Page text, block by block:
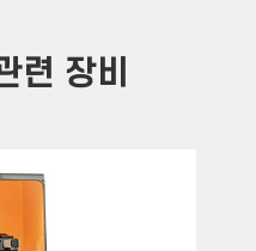
련 장비